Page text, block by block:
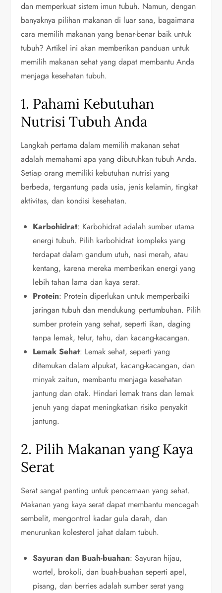
dan memperkuat sistem imun tubuh. Namun, dengan
banyaknya pilihan makanan di luar sana, bagaimana
cara memilih makanan yang benar-benar baik untuk
tubuh? Artikel ini akan memberikan panduan untuk
memilih makanan sehat yang dapat membantu Anda
menjaga kesehatan tubuh.
1. Pahami Kebutuhan
Nutrisi Tubuh Anda
Langkah pertama dalam memilih makanan sehat
adalah memahami apa yang dibutuhkan tubuh Anda.
Setiap orang memiliki kebutuhan nutrisi yang
berbeda, tergantung pada usia, jenis kelamin, tingkat
aktivitas, dan kondisi kesehatan.
Karbohidrat: Karbohidrat adalah sumber utama
energi tubuh. Pilih karbohidrat kompleks yang
terdapat dalam gandum utuh, nasi merah, atau
kentang, karena mereka memberikan energi yang
lebih tahan lama dan kaya serat.
Protein: Protein diperlukan untuk memperbaiki
jaringan tubuh dan mendukung pertumbuhan. Pilih
sumber protein yang sehat, seperti ikan, daging
tanpa lemak, telur, tahu, dan kacang-kacangan.
Lemak Sehat: Lemak sehat, seperti yang
ditemukan dalam alpukat, kacang-kacangan, dan
minyak zaitun, membantu menjaga kesehatan
jantung dan otak. Hindari lemak trans dan lemak
jenuh yang dapat meningkatkan risiko penyakit
jantung.
2. Pilih Makanan yang Kaya
Serat
Serat sangat penting untuk pencernaan yang sehat.
Makanan yang kaya serat dapat membantu mencegah
sembelit, mengontrol kadar gula darah, dan
menurunkan kolesterol jahat dalam tubuh.
Sayuran dan Buah-buahan: Sayuran hijau,
wortel, brokoli, dan buah-buahan seperti apel,
pisang, dan berries adalah sumber serat yang